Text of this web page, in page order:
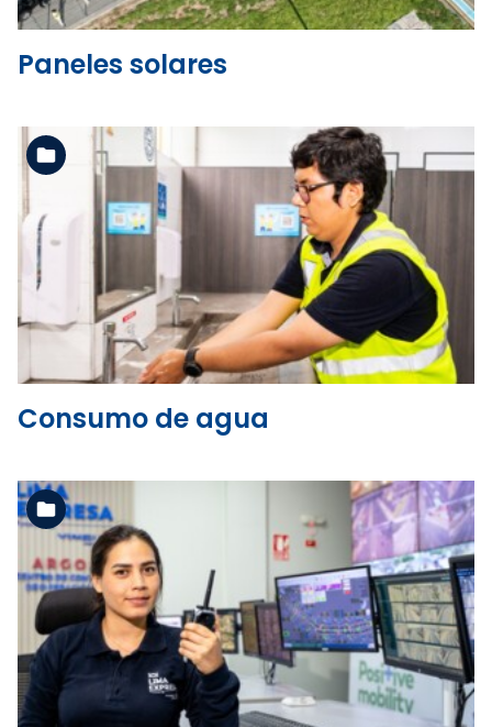
Paneles solares
Ver la carpeta
Consumo de agua
Ver la carpeta